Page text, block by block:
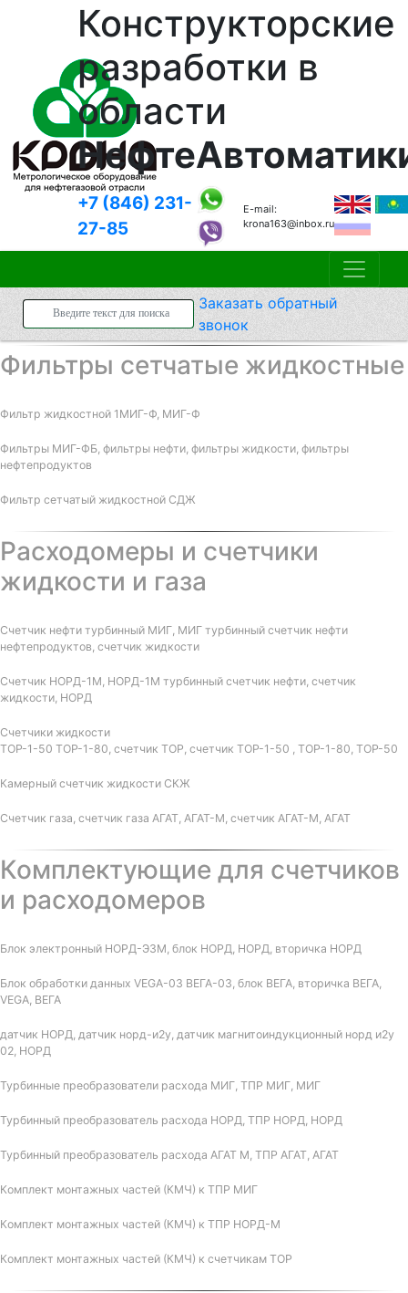
Конструкторские
разработки в
области
+7 (846) 231-
27-85
E-mail:
krona163@inbox.ru
Заказатьобратный
звонок
Фильтры сетчатые жидкостные
Фильтр жидкостной 1МИГ-Ф, МИГ-Ф
Фильтры МИГ-ФБ, фильтры нефти, фильтры жидкости, фильтры
нефтепродуктов
Фильтр сетчатый жидкостной СДЖ
Расходомеры и счетчики
жидкости и газа
Счетчик нефти турбинный МИГ, МИГ турбинный счетчик нефти
нефтепродуктов, счетчик жидкости
Счетчик НОРД-1М, НОРД-1М турбинный счетчик нефти, счетчик
жидкости, НОРД
Счетчики жидкости
ТОР-1-50 ТОР-1-80, счетчик ТОР, счетчик ТОР-1-50 , ТОР-1-80, ТОР-50
Камерный счетчик жидкости СКЖ
Счетчик газа, счетчик газа АГАТ, АГАТ-М, счетчик АГАТ-М, АГАТ
Комплектующие для счетчиков
и расходомеров
Блок электронный НОРД-Э3М, блок НОРД, НОРД, вторичка НОРД
Блок обработки данных VEGA-03 ВЕГА-03, блок ВЕГА, вторичка ВЕГА,
VEGA, ВЕГА
датчик НОРД, датчик норд-и2у, датчик магнитоиндукционный норд и2у
02, НОРД
Турбинные преобразователи расхода МИГ, ТПР МИГ, МИГ
Турбинный преобразователь расхода НОРД, ТПР НОРД, НОРД
Турбинный преобразователь расхода АГАТ М, ТПР АГАТ, АГАТ
Комплект монтажных частей (КМЧ) к ТПР МИГ
Комплект монтажных частей (КМЧ) к ТПР НОРД-М
Комплект монтажных частей (КМЧ) к счетчикам ТОР